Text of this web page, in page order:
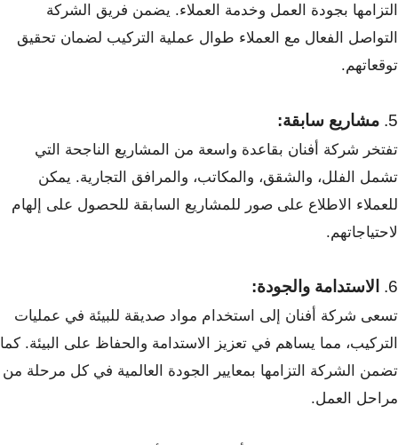
التزامها بجودة العمل وخدمة العملاء. يضمن فريق الشركة
التواصل الفعال مع العملاء طوال عملية التركيب لضمان تحقيق
توقعاتهم.
5. مشاريع سابقة:
تفتخر شركة أفنان بقاعدة واسعة من المشاريع الناجحة التي
تشمل الفلل، والشقق، والمكاتب، والمرافق التجارية. يمكن
للعملاء الاطلاع على صور للمشاريع السابقة للحصول على إلهام
لاحتياجاتهم.
6. الاستدامة والجودة:
تسعى شركة أفنان إلى استخدام مواد صديقة للبيئة في عمليات
التركيب، مما يساهم في تعزيز الاستدامة والحفاظ على البيئة. كما
تضمن الشركة التزامها بمعايير الجودة العالمية في كل مرحلة من
مراحل العمل.